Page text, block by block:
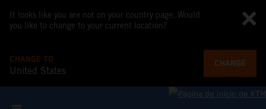
It looks like you are not on your country page. Would
you like to change to your current location?
CHANGE TO
United States
CHANGE